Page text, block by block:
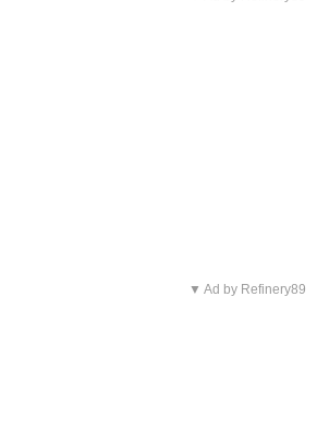
▼ Ad by Refinery89